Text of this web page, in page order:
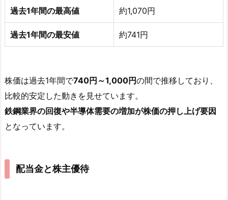
過去1年間の最高値 約1,070円
過去1年間の最安値 約741円
株価は過去1年間で740円～1,000円の間で推移しており、
比較的安定した動きを見せています。
鉄鋼業界の回復や半導体需要の増加が株価の押し上げ要因
となっています。
配当金と株主優待